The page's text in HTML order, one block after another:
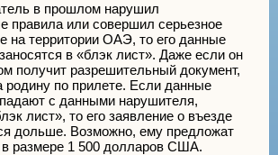
в прошлом нарушил
правила или совершил серьезное
на территории ОАЭ, то его данные
в «блэк лист». Даже если он
получит разрешительный документ,
родину по прилете. Если данные
с данными нарушителя,
лист», то его заявление о въезде
дольше. Возможно, ему предложат
в размере 1 500 долларов США.